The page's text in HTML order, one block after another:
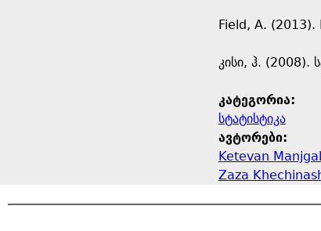
Field, A. (2013).
კისი, ჰ. (2008).
კატეგორია:
სტატისტიკა
ავტორები:
Ketevan
Zaza